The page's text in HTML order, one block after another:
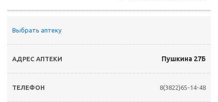
Выбрать аптеку
Пушкина 27Б
8(3822)65-14-48